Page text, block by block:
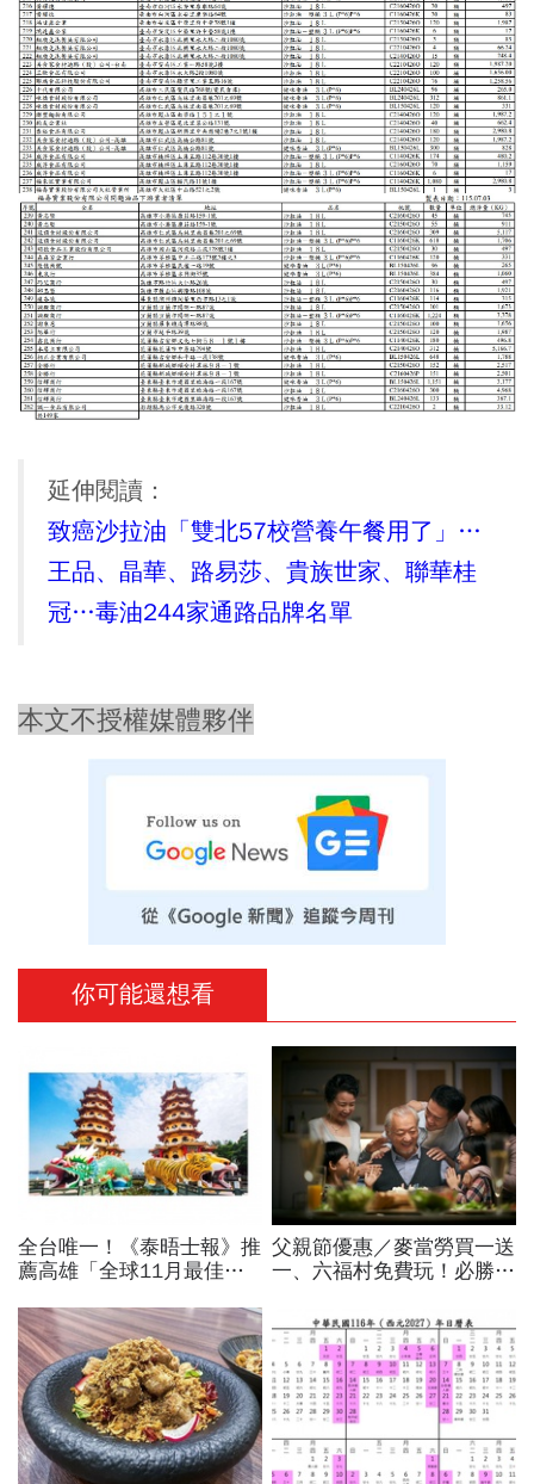
延伸閱讀：
致癌沙拉油「雙北57校營養午餐用了」…
王品、晶華、路易莎、貴族世家、聯華桂
冠…毒油244家通路品牌名單
本文不授權媒體夥伴
你可能還想看
全台唯一！《泰晤士報》推
薦高雄「全球11月最佳旅
佛羅倫斯共同入榜，理由曝
光
父親節優惠／麥當勞買一送
一、六福村免費玩！必勝
家速食餐飲飯店好康必收